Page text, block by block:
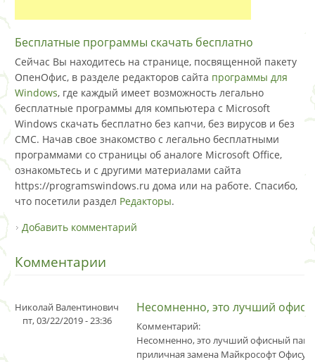
Бесплатные программы скачать бесплатно
Сейчас Вы находитесь на странице, посвященной пакету
ОпенОфис, в разделе редакторов сайта программы для
Windows, где каждый имеет возможность легально
бесплатные программы для компьютера с Microsoft
Windows скачать бесплатно без капчи, без вирусов и без
СМС. Начав свое знакомство с легально бесплатными
программами со страницы об аналоге Microsoft Office,
ознакомьтесь и с другими материалами сайта
https://programswindows.ru дома или на работе. Спасибо,
что посетили раздел Редакторы.
Добавить комментарий
Комментарии
Николай Валентинович
пт, 03/22/2019 - 23:36
Несомненно, это лучший
Комментарий:
Несомненно, это лучший офисный
приличная замена Майкрософт Офису.